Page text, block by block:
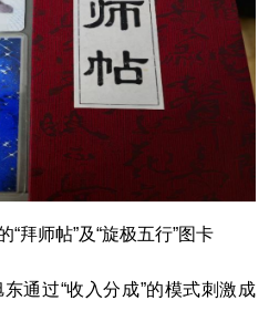
拜师帖”及“旋极五行”图卡
通过“收入分成”的模式刺激成